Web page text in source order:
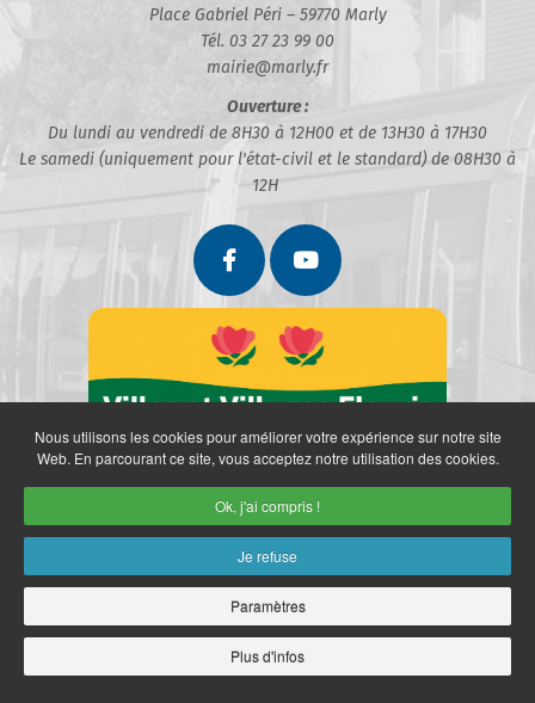
Place Gabriel Péri – 59770 Marly
Tél. 03 27 23 99 00
mairie@marly.fr
Ouverture :
Du lundi au vendredi de 8H30 à 12H00 et de 13H30 à 17H30
Le samedi (uniquement pour l'état-civil et le standard) de 08H30 à
12H
Retrait des données personnelles
Plan du site
Accès restreint
Nous utilisons les cookies pour améliorer votre expérience sur notre site
Web. En parcourant ce site, vous acceptez notre utilisation des cookies.
Ok, j'ai compris !
Je refuse
Paramètres
Plus d'infos